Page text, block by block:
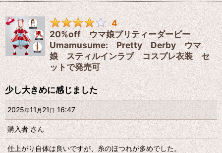
4
20%off ウマ娘プリティーダービー
Umamusume: Pretty Derby ウマ
娘 スティルインラブ コスプレ衣装 セ
ットで発売可
少し大きめに感じました
2025年11月21日16:47
購入者さん
仕上がり自体は良いですが、糸のほつれが多めでした。